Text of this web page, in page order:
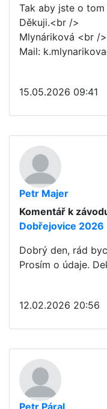
Tak aby jste o
Děkuji.<br />
Mlynáriková <br />
Mail:
15.05.2026 09:41
Petr Majer
Komentář k
Dobřejovice 2026
Dobrý den, rád
Prosím o údaje.
12.02.2026 20:56
Petr Páral